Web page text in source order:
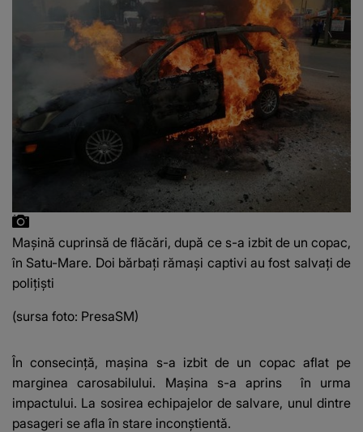
Mașină cuprinsă de flăcări, după ce s-a izbit de un copac,
în Satu-Mare. Doi bărbați rămași captivi au fost salvați de
polițiști
(sursa foto: PresaSM)
În consecință, mașina s-a izbit de un copac aflat pe
marginea carosabilului. Mașina s-a aprins
în urma
impactului. La sosirea echipajelor de salvare, unul dintre
pasageri se afla în stare inconștientă.